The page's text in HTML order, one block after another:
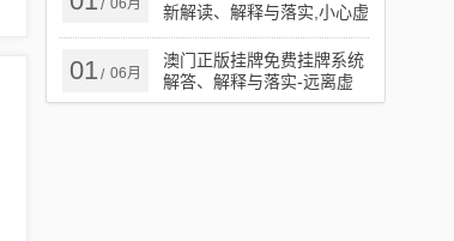
/ 06月
新解读、解释与落实,小心虚
假鼓吹
01 / 06月
澳门正版挂牌免费挂牌系统
解答、解释与落实​-远离虚
假信息